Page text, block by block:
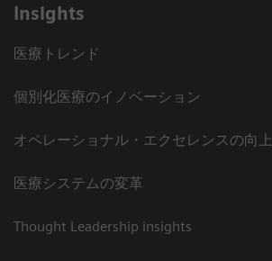
Insights
医療トレンド
個別化医療のイノベーション
オペレーショナル・エクセレンスの向上
医療システムの変革
Thought Leadership insights